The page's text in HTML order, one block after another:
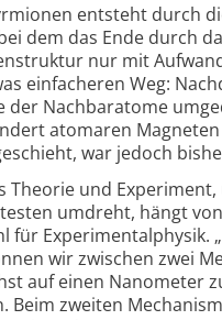
entsteht durch
dem das Ende durch
nur mit
einfacheren Weg:
der Nachbar­atome
atomaren
war jedoch
Theorie und
umdreht, hängt
für Experimental­physik.
wir zwischen zwei
auf einen Nanometer
Beim zweiten